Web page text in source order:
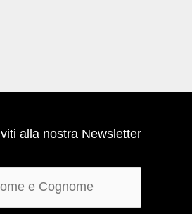
alla nostra Newsletter